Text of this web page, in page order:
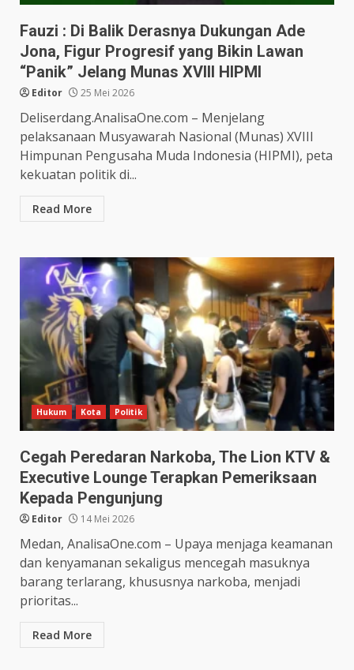
Fauzi : Di Balik Derasnya Dukungan Ade
Jona, Figur Progresif yang Bikin Lawan
“Panik” Jelang Munas XVIII HIPMI
Editor 25 Mei 2026
Deliserdang.AnalisaOne.com – Menjelang
pelaksanaan Musyawarah Nasional (Munas) XVIII
Himpunan Pengusaha Muda Indonesia (HIPMI), peta
kekuatan politik di...
Read More
Hukum Kota Politik
Cegah Peredaran Narkoba, The Lion KTV &
Executive Lounge Terapkan Pemeriksaan
Kepada Pengunjung
Editor 14 Mei 2026
Medan, AnalisaOne.com – Upaya menjaga keamanan
dan kenyamanan sekaligus mencegah masuknya
barang terlarang, khususnya narkoba, menjadi
prioritas...
Read More